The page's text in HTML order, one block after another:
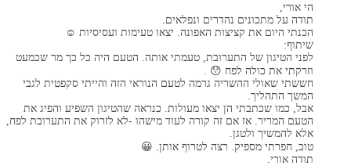
הי אורי,
תודה על מתכונים נהדרים ונפלאים.
הכנתי היום את קציצות האפונה. יצאו טעימות ועסיסיות ☺
שיתוף:
לפני הטיגון של התערובת, טעמתי אותה. הטעם היה כל כך מר שכמעט
וזרקתי את כולה לפח 😯 .
חששתי שאולי ההשריה גרמה לטעם הנוראי הזה והייתי סקפטית לגבי
המשך התהליך.
אבל, כמו שכתבתי הן יצאו מעולות. כנראה שהטיגון השפיע והפיג את
הטעם המריר. אז אם זה קורה לעוד מישהו -לא לזרוק את התערובת לפח,
אלא להמשיך ולטגן.
טוב, חפרתי מספיק. רצה לטרוף אותן. 😀
תודה אורי.